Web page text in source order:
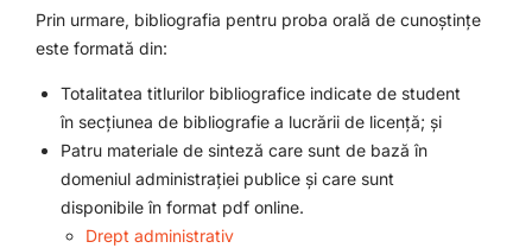
Prin urmare, bibliografia pentru proba orală de cunoștințe
este formată din:
Totalitatea titlurilor bibliografice indicate de student
în secțiunea de bibliografie a lucrării de licență; și
Patru materiale de sinteză care sunt de bază în
domeniul administrației publice și care sunt
disponibile în format pdf online.
Drept administrativ